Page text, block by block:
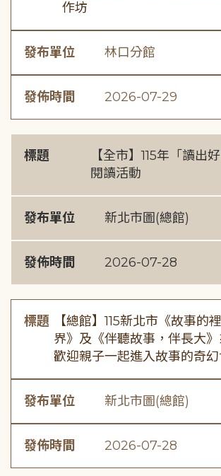
作坊
發布單位 林口分館
發佈時間 2026-07-29
標題
【全市】115年「讀出
閱讀活動
發布單位 新北市圖(總館)
發佈時間 2026-07-28
標題
【總館】115新北市《故事的
界》及《伴聽故事，伴長大》
歡迎親子一起進入故事的奇
發布單位 新北市圖(總館)
發佈時間 2026-07-28